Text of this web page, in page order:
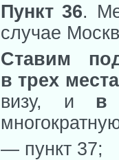
Пункт 36.
случае
Ставим
в трех
визу, и в
— пункт 37;